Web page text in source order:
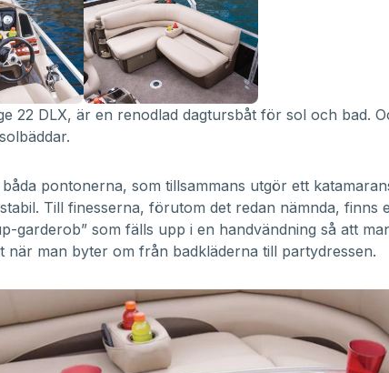
22 DLX, är en renodlad dagtursbåt för sol och bad.
pontonerna, som tillsammans utgör ett
Till finesserna, förutom det redan nämnda, finns
garderob” som fälls upp i en handvändning så att
när man byter om från badkläderna till partydressen.